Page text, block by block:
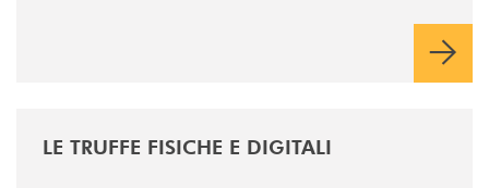
LE TRUFFE FISICHE E DIGITALI